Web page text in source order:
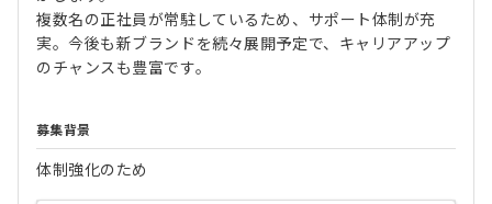
複数名の正社員が常駐しているため、サポート体制が充
実。今後も新ブランドを続々展開予定で、キャリアアップ
のチャンスも豊富です。
募集背景
体制強化のため